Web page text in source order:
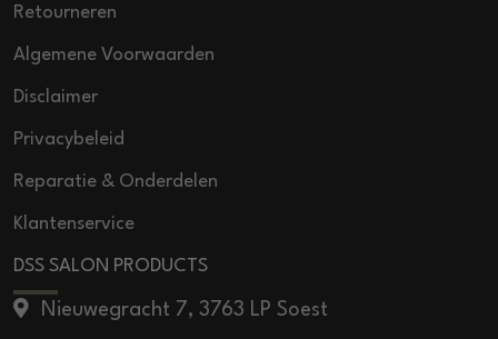
Retourneren
Algemene Voorwaarden
Disclaimer
Privacybeleid
Reparatie & Onderdelen
Klantenservice
DSS SALON PRODUCTS
Nieuwegracht 7, 3763 LP Soest